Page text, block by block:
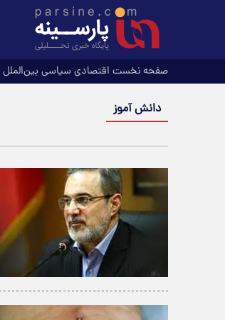
صفحه نخست اقتصادی سیاسی بین‌الملل
دانش آموز